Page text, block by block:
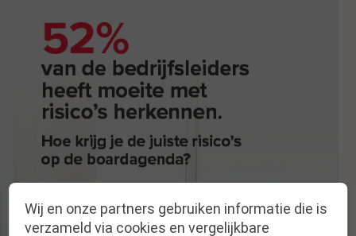
Wij en onze partners gebruiken informatie die is
verzameld via cookies en vergelijkbare